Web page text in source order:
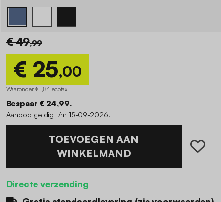
€ 49,99
€ 25,00
Waaronder € 1,84 ecotax.
Bespaar € 24,99.
Aanbod geldig t/m 15-09-2026.
TOEVOEGEN AAN
WINKELMAND
Directe verzending